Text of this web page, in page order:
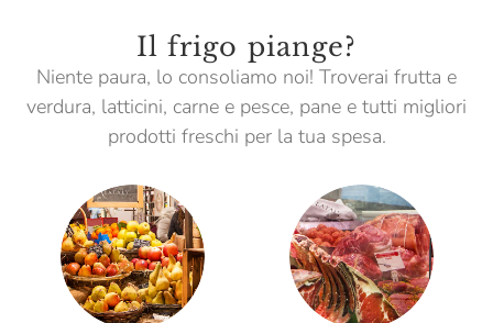
Il frigo piange?
Niente paura, lo consoliamo noi! Troverai frutta e
verdura, latticini, carne e pesce, pane e tutti migliori
prodotti freschi per la tua spesa.